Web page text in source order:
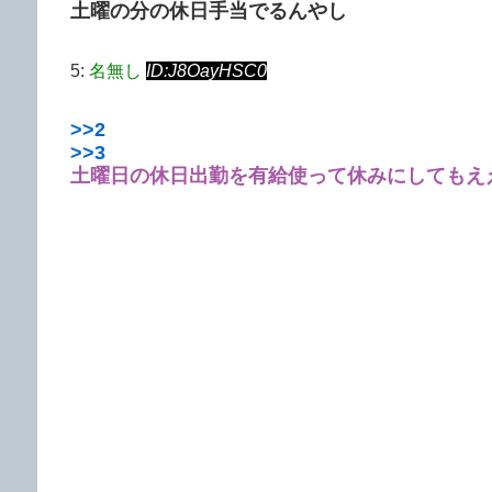
土曜の分の休日手当でるんやし
5: 名無し ID:J8OayHSC0
>>2
>>3
土曜日の休日出勤を有給使って休みにしても